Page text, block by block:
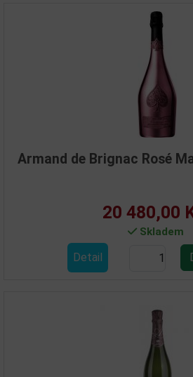
Armand de Brignac Rosé
20 480,00
Skladem
Detail